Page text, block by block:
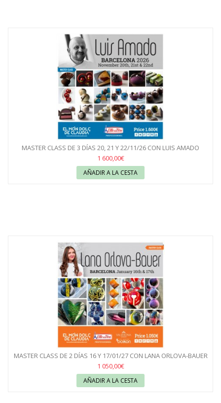
MASTER CLASS DE 3 DÍAS 20, 21 Y 22/11/26 CON LUIS AMADO
1 600,00€
AÑADIR A LA CESTA
MASTER CLASS DE 2 DÍAS 16 Y 17/01/27 CON LANA ORLOVA-BAUER
1 050,00€
AÑADIR A LA CESTA